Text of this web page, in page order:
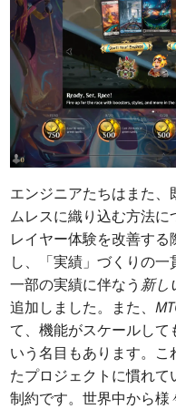
エンジニアたちはまた
ムレスに織り込む方法
レイヤー体験を改善す
し、「実績」づくりの一
一部の実績に伴なう 新し
追加しました。また、
て、機能がスケールし
いう名目もあります。
たプロジェクトに慣れ
制約です。世界中から